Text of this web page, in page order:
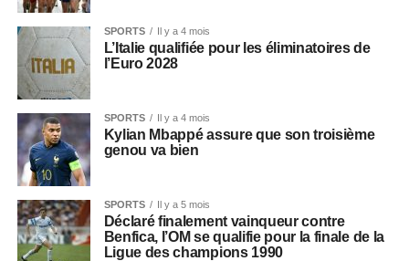
SPORTS Il y a 4 mois
L’Italie qualifiée pour les éliminatoires de
l’Euro 2028
SPORTS Il y a 4 mois
Kylian Mbappé assure que son troisième
genou va bien
SPORTS Il y a 5 mois
Déclaré finalement vainqueur contre
Benfica, l’OM se qualifie pour la finale de la
Ligue des champions 1990